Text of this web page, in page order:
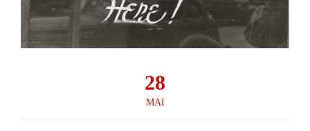
28
MAI